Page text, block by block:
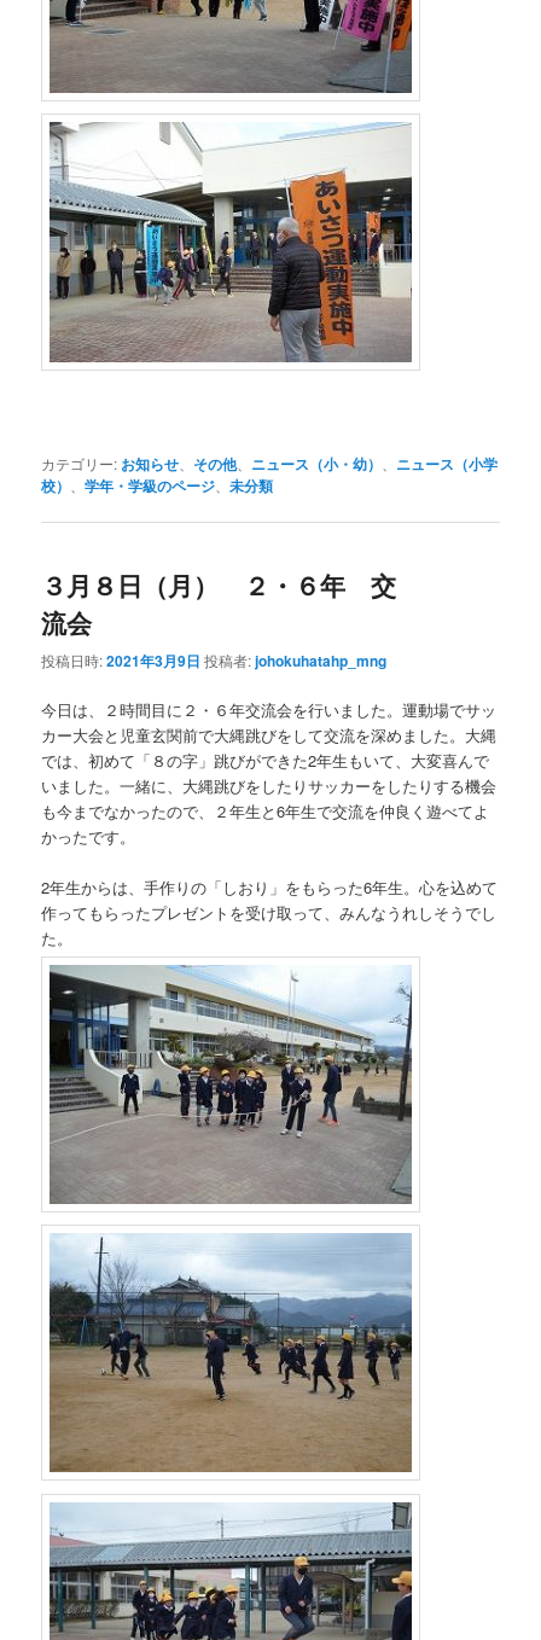
カテゴリー: お知らせ その他、 ニュース（小・幼）
ニュース（小学
校）
、学年・学級のページ 、未分類
３月８日（月） ２・６年 交
流会
投稿日時:2021年3月9日 投稿者:johokuhatahp_mng
今日は、２時間目に２・６年交流会を行いました。運動場でサッ
カー大会と児童玄関前で大縄跳びをして交流を深めました。大縄
では、初めて「８の字」跳びができた2年生もいて、大変喜んで
いました。一緒に、大縄跳びをしたりサッカーをしたりする機会
も今までなかったので、２年生と6年生で交流を仲良く遊べてよ
かったです。
2年生からは、手作りの「しおり」をもらった6年生。心を込めて
作ってもらったプレゼントを受け取って、みんなうれしそうでし
た。